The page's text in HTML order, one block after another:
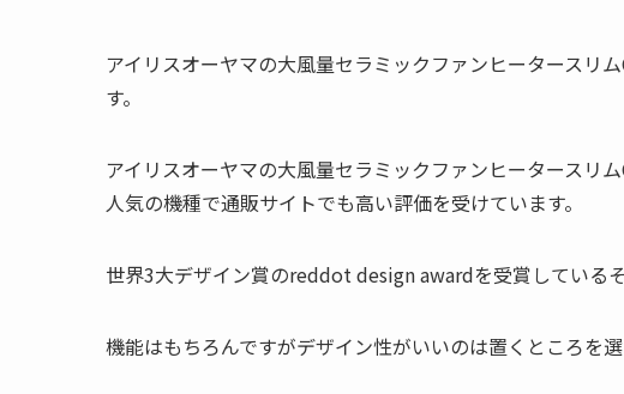
アイリスオーヤマの大風量セラミックファンヒータースリ
す。
アイリスオーヤマの大風量セラミックファンヒータースリ
人気の機種で通販サイトでも高い評価を受けています。
世界3大デザイン賞のreddot design awardを受賞している
機能はもちろんですがデザイン性がいいのは置くところを